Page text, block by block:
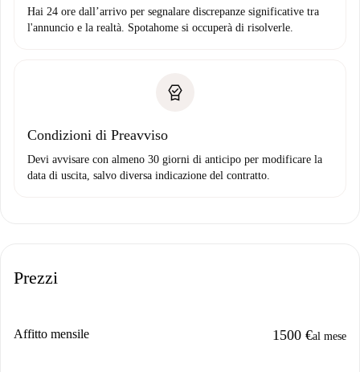
Hai 24 ore dall’arrivo per segnalare discrepanze significative tra
l'annuncio e la realtà. Spotahome si occuperà di risolverle.
Condizioni di Preavviso
Devi avvisare con almeno 30 giorni di anticipo per modificare la
data di uscita, salvo diversa indicazione del contratto.
Prezzi
Affitto mensile 1500 €al mese